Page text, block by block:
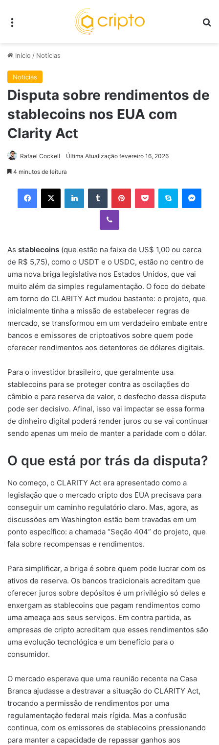
Início / Notícias
Notícias
Disputa sobre rendimentos de
stablecoins nos EUA com
Clarity Act
Rafael Cockell Última Atualização fevereiro 16, 2026
4 minutos de leitura
Facebook
X LinkedinTumblr PinterestPocket Skype
Viber
As stablecoins (que estão na faixa de US$ 1,00 ou cerca
de R$ 5,75), como o USDT e o USDC, estão no centro de
uma nova briga legislativa nos Estados Unidos, que vai
muito além da simples regulamentação. O foco do debate
em torno do CLARITY Act mudou bastante: o projeto, que
inicialmente tinha a missão de estabelecer regras de
mercado, se transformou em um verdadeiro embate entre
bancos e emissores de criptoativos sobre quem pode
oferecer rendimentos aos detentores de dólares digitais.
Para o investidor brasileiro, que geralmente usa
stablecoins para se proteger contra as oscilações do
câmbio e para reserva de valor, o desfecho dessa disputa
pode ser decisivo. Afinal, isso vai impactar se essa forma
de dinheiro digital poderá render juros ou se vai continuar
sendo apenas um meio de manter a paridade com o dólar.
O que está por trás da disputa?
No começo, o CLARITY Act era apresentado como a
legislação que o mercado cripto dos EUA precisava para
conseguir um caminho regulatório claro. Mas, agora, as
discussões em Washington estão bem travadas em um
ponto específico: a chamada “Seção 404” do projeto, que
fala sobre recompensas e rendimentos.
Para simplificar, a briga é sobre quem pode lucrar com os
ativos de reserva. Os bancos tradicionais acreditam que
oferecer juros sobre depósitos é um privilégio só deles e
enxergam as stablecoins que pagam rendimentos como
uma ameaça aos seus serviços. Em contra partida, as
empresas de cripto acreditam que esses rendimentos são
uma evolução tecnológica e um benefício para o
consumidor.
O mercado esperava que uma reunião recente na Casa
Branca ajudasse a destravar a situação do CLARITY Act,
trocando a permissão de rendimentos por uma
regulamentação federal mais rígida. Mas a confusão
continua, com os emissores de stablecoins pressionando
para manter a capacidade de repassar ganhos aos